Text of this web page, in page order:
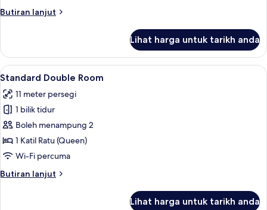
Butiran lanjut
Butiran
Twin
Room
Lihat harga untuk tarikh anda
Lihat
semua
foto
untuk
Standard
Double
Room
Standard Double Room | Peralatan
6
Standard Double Room
11 meter persegi
1 bilik tidur
Boleh menampung 2
1 Katil Ratu (Queen)
Wi-Fi percuma
Butiran lanjut
Butiran
Lihat harga untuk tarikh anda